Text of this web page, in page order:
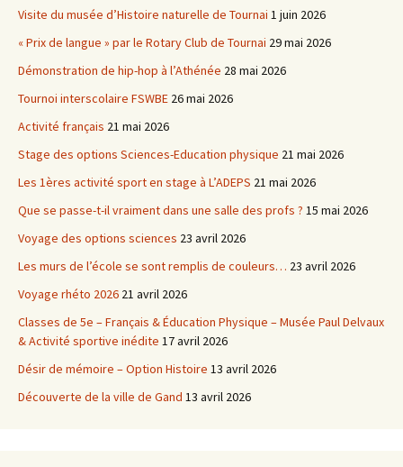
Visite du musée d’Histoire naturelle de Tournai 1 juin 2026
« Prix de langue » par le Rotary Club de Tournai 29 mai 2026
Démonstration de hip-hop à l’Athénée 28 mai 2026
Tournoi interscolaire FSWBE 26 mai 2026
Activité français 21 mai 2026
Stage des options Sciences-Education physique 21 mai 2026
Les 1ères activité sport en stage à L’ADEPS 21 mai 2026
Que se passe-t-il vraiment dans une salle des profs ? 15 mai 2026
Voyage des options sciences 23 avril 2026
Les murs de l’école se sont remplis de couleurs… 23 avril 2026
Voyage rhéto 2026 21 avril 2026
Classes de 5e – Français & Éducation Physique – Musée Paul Delvaux
& Activité sportive inédite 17 avril 2026
Désir de mémoire – Option Histoire 13 avril 2026
Découverte de la ville de Gand 13 avril 2026